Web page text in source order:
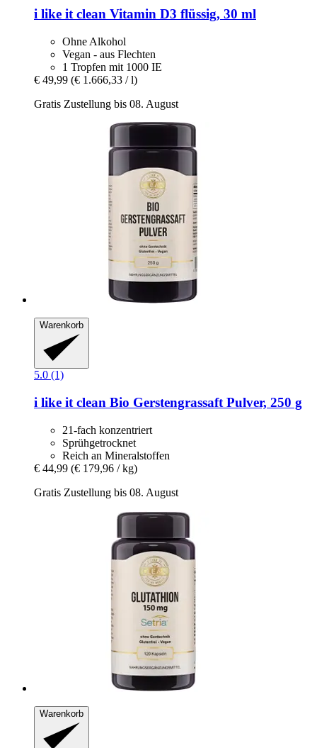
i like it clean Vitamin D3 flüssig, 30 ml
Ohne Alkohol
Vegan - aus Flechten
1 Tropfen mit 1000 IE
€ 49,99 (€ 1.666,33 / l)
Gratis Zustellung bis 08. August
Warenkorb
5.0 (1)
i like it clean Bio Gerstengrassaft Pulver, 250 g
21-fach konzentriert
Sprühgetrocknet
Reich an Mineralstoffen
€ 44,99 (€ 179,96 / kg)
Gratis Zustellung bis 08. August
Warenkorb